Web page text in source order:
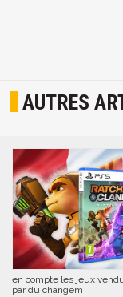
AUTRES
en compte les jeux
par du changem